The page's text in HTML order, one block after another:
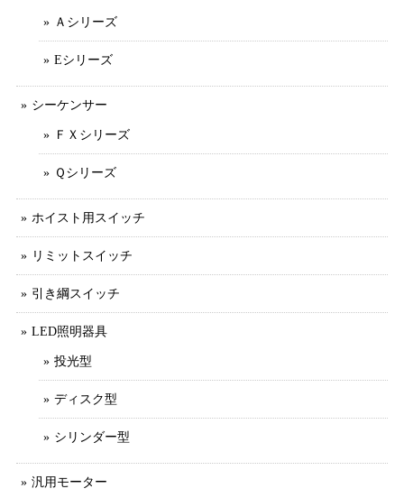
Ａシリーズ
Eシリーズ
シーケンサー
ＦＸシリーズ
Ｑシリーズ
ホイスト用スイッチ
リミットスイッチ
引き綱スイッチ
LED照明器具
投光型
ディスク型
シリンダー型
汎用モーター